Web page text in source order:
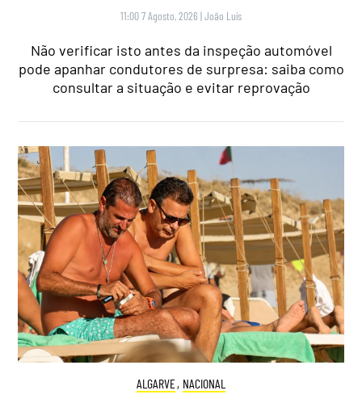
11:00 7 Agosto, 2026 |João Luís
Não verificar isto antes da inspeção automóvel
pode apanhar condutores de surpresa: saiba como
consultar a situação e evitar reprovação
ALGARVE, NACIONAL